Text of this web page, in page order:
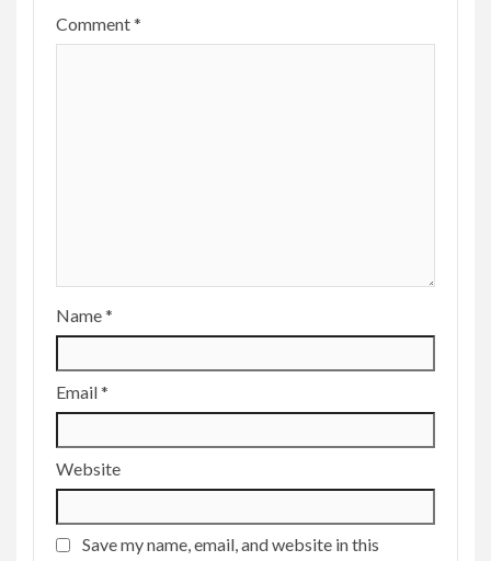
Comment*
Name*
Email*
Website
Save my name, email, and website in this